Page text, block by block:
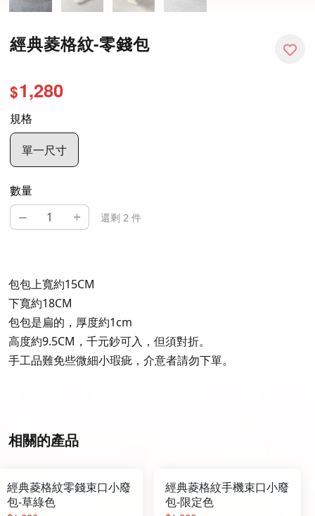
經典菱格紋-零錢包
$1,280
規格
單一尺寸
數量
– + 還剩 2 件
包包上寬約15CM
下寬約18CM
包包是扁的，厚度約1cm
高度約9.5CM，千元鈔可入，但須對折。
手工品難免些微細小瑕疵，介意者請勿下單。
相關的產品
經典菱格紋零錢束口小廢
包-草綠色
經典菱格紋手機束口小廢
包-限定色